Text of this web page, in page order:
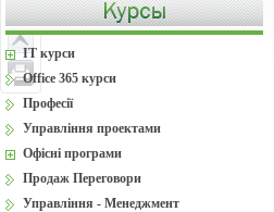
IT курси
Office 365 курси
Професії
Управління проектами
Офісні програми
Продаж Переговори
Управління - Менеджмент